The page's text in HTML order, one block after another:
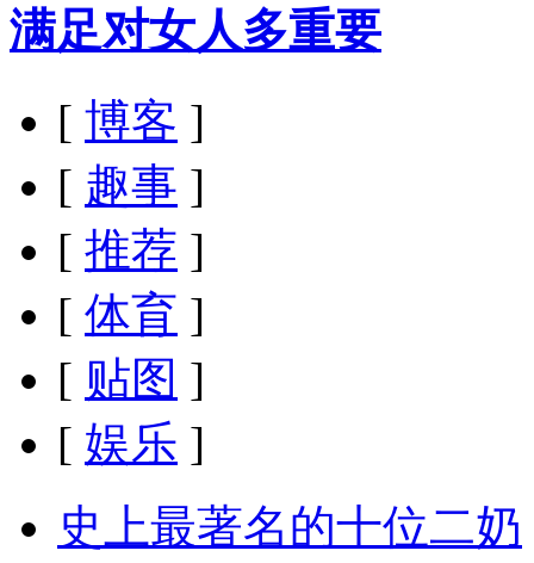
满足对女人多重要
[ 博客 ]
[ 趣事 ]
[ 推荐 ]
[ 体育 ]
[ 贴图 ]
[ 娱乐 ]
史上最著名的十位二奶